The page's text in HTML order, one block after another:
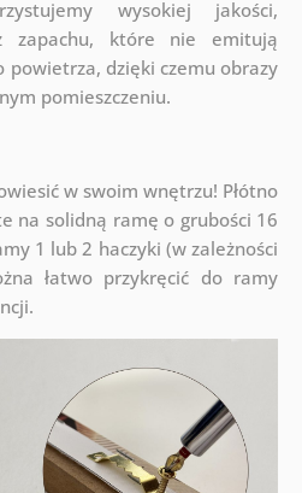
wysokiej jakości,
które nie emitują
powietrza, dzięki czemu obrazy
pomieszczeniu.
w swoim wnętrzu! Płótno
na solidną ramę o grubości 16
1 lub 2 haczyki (w zależności
łatwo przykręcić do ramy